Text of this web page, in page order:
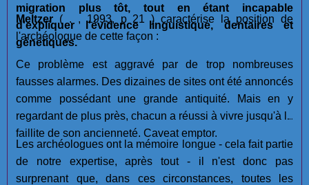
migration plus tôt, tout en étant incapable
d'expliquer l'évidence linguistique, dentaires et
génétiques.
Meltzer ( . , 1993, p 21 ) caractérise la position de
l'archéologue de cette façon :
Ce problème est aggravé par de trop nombreuses
fausses alarmes. Des dizaines de sites ont été annoncés
comme possédant une grande antiquité. Mais en y
regardant de plus près, chacun a réussi à vivre jusqu'à la
faillite de son ancienneté. Caveat emptor.
Les archéologues ont la mémoire longue - cela fait partie
de notre expertise, après tout - il n'est donc pas
surprenant que, dans ces circonstances, toutes les